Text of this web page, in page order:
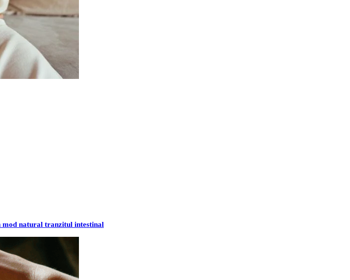
mod natural tranzitul intestinal